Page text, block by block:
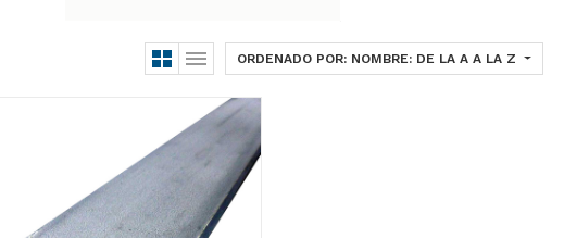
ORDENADO POR: NOMBRE: DE LA A A LA Z